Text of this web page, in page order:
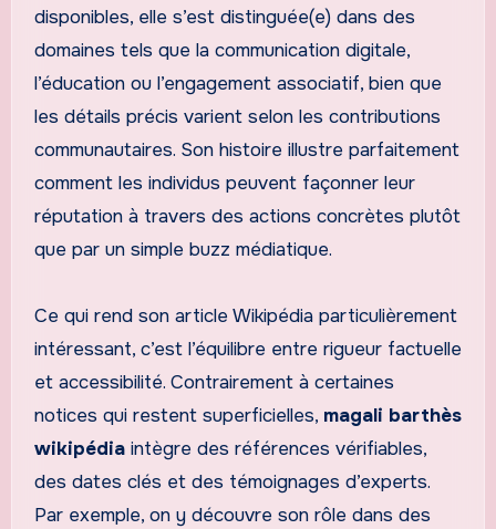
disponibles, elle s’est distinguée(e) dans des
domaines tels que la communication digitale,
l’éducation ou l’engagement associatif, bien que
les détails précis varient selon les contributions
communautaires. Son histoire illustre parfaitement
comment les individus peuvent façonner leur
réputation à travers des actions concrètes plutôt
que par un simple buzz médiatique.
Ce qui rend son article Wikipédia particulièrement
intéressant, c’est l’équilibre entre rigueur factuelle
et accessibilité. Contrairement à certaines
notices qui restent superficielles, magali barthès
wikipédiaintègre des références vérifiables,
des dates clés et des témoignages d’experts.
Par exemple, on y découvre son rôle dans des